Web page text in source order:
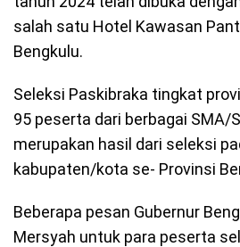
salah satu Hotel Kawasan
Bengkulu.
Seleksi Paskibraka tingkat
95 peserta dari berbagai SMA/
merupakan hasil dari seleksi
kabupaten/kota se- Provinsi
Beberapa pesan Gubernur
Mersyah untuk para peserta